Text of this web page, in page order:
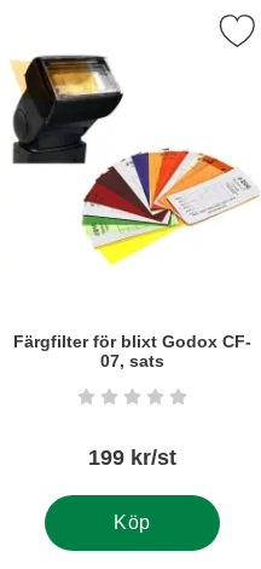
Färgfilter för blixt Godox CF-
07, sats
Art. nr6333 Betyg: 0 stjärnor
199 kr/st
Köp
färgfilter för blixt